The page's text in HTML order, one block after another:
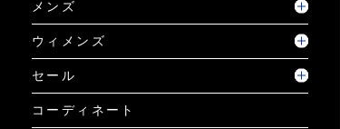
メンズ
ウィメンズ
セール
コーディネート